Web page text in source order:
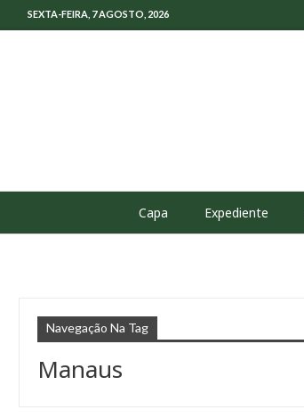
SEXTA-FEIRA, 7 AGOSTO, 2026
Capa Expediente
Navegação Na Tag
Manaus